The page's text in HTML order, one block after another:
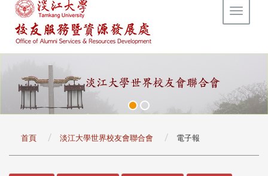
Toggle
首頁 淡江大學世界校友會聯合會 電子報